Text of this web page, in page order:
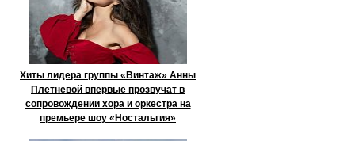
Хиты лидера группы «Винтаж» Анны
Плетневой впервые прозвучат в
сопровождении хора и оркестра на
премьере шоу «Ностальгия»